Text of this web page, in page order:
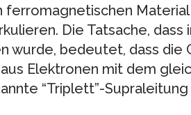
Die Tatsache,
wurde, bedeutet, dass die
Elektronen mit dem
“Triplett”-